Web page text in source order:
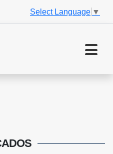
Select Language ▼